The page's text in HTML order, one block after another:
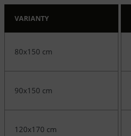
VARIANTY
80x150 cm
90x150 cm
120x170 cm